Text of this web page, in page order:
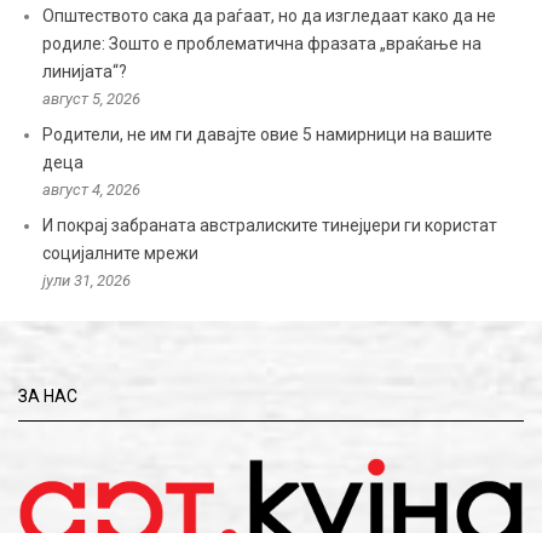
Општеството сака да раѓаат, но да изгледаат како да не
родиле: Зошто е проблематична фразата „враќање на
линијата“?
август 5, 2026
Родители, не им ги давајте овие 5 намирници на вашите
деца
август 4, 2026
И покрај забраната австралиските тинејџери ги користат
социјалните мрежи
јули 31, 2026
ЗА НАС